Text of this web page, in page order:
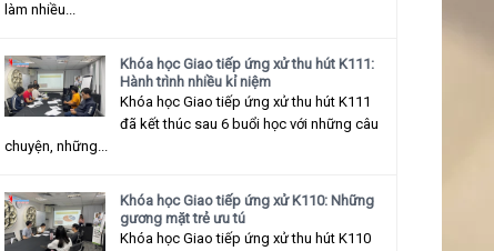
làm nhiều...
Khóa học Giao tiếp ứng xử thu hút K111:
Hành trình nhiều kỉ niệm
Khóa học Giao tiếp ứng xử thu hút K111
đã kết thúc sau 6 buổi học với những câu
chuyện, những...
Khóa học Giao tiếp ứng xử K110: Những
gương mặt trẻ ưu tú
Khóa học Giao tiếp ứng xử thu hút K110